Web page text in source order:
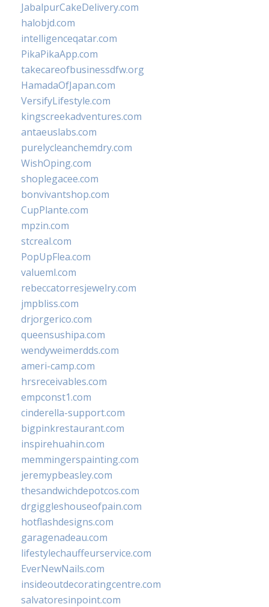
JabalpurCakeDelivery.com
halobjd.com
intelligenceqatar.com
PikaPikaApp.com
takecareofbusinessdfw.org
HamadaOfJapan.com
VersifyLifestyle.com
kingscreekadventures.com
antaeuslabs.com
purelycleanchemdry.com
WishOping.com
shoplegacee.com
bonvivantshop.com
CupPlante.com
mpzin.com
stcreal.com
PopUpFlea.com
valueml.com
rebeccatorresjewelry.com
jmpbliss.com
drjorgerico.com
queensushipa.com
wendyweimerdds.com
ameri-camp.com
hrsreceivables.com
empconst1.com
cinderella-support.com
bigpinkrestaurant.com
inspirehuahin.com
memmingerspainting.com
jeremypbeasley.com
thesandwichdepotcos.com
drgiggleshouseofpain.com
hotflashdesigns.com
garagenadeau.com
lifestylechauffeurservice.com
EverNewNails.com
insideoutdecoratingcentre.com
salvatoresinpoint.com